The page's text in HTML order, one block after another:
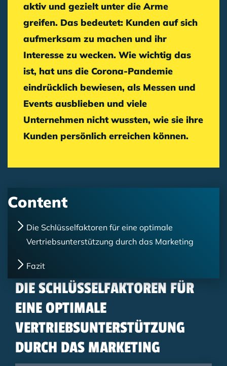
aktiv und gezielt unter die Arme
greifen. Das bedeutet: Kunden auf sich
aufmerksam zu machen und ihr
Interesse zu wecken. Wie wichtig das
ist, hat uns die Corona-Pandemie
eindrücklich bewiesen, als Messen und
Events ausblieben und viele
Unternehmen nicht wussten, wie sie ihre
Kunden persönlich erreichen können.
Content
Die Schlüsselfaktoren für eine optimale
Vertriebsunterstützung durch das Marketing
Fazit
DIE SCHLÜSSELFAKTOREN FÜR
EINE OPTIMALE
VERTRIEBSUNTERSTÜTZUNG
DURCH DAS MARKETING